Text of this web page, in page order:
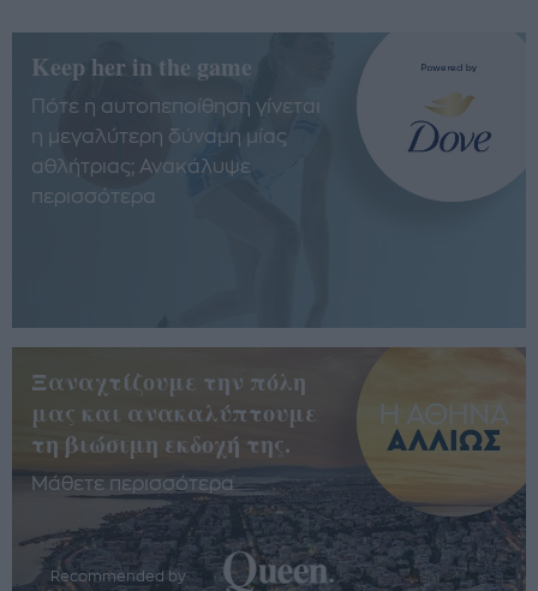
Keep her in the game
Πότε η αυτοπεποίθηση γίνεται
η μεγαλύτερη δύναμη μίας
αθλήτριας; Ανακάλυψε
περισσότερα
Ξαναχτίζουμε την πόλη
μας και ανακαλύπτουμε
τη βιώσιμη εκδοχή της.
Μάθετε περισσότερα
Recommended by